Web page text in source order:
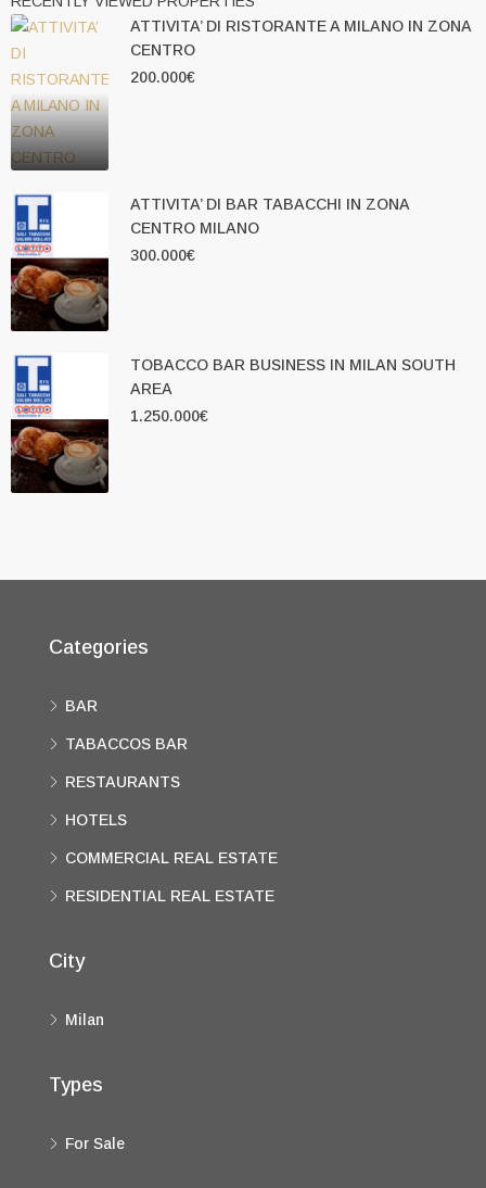
ATTIVITA’ DI RISTORANTE A MILANO IN ZONA
CENTRO
200.000€
ATTIVITA’ DI BAR TABACCHI IN ZONA
CENTRO MILANO
300.000€
TOBACCO BAR BUSINESS IN MILAN SOUTH
AREA
1.250.000€
Categories
BAR
TABACCOS BAR
RESTAURANTS
HOTELS
COMMERCIAL REAL ESTATE
RESIDENTIAL REAL ESTATE
City
Milan
Types
For Sale